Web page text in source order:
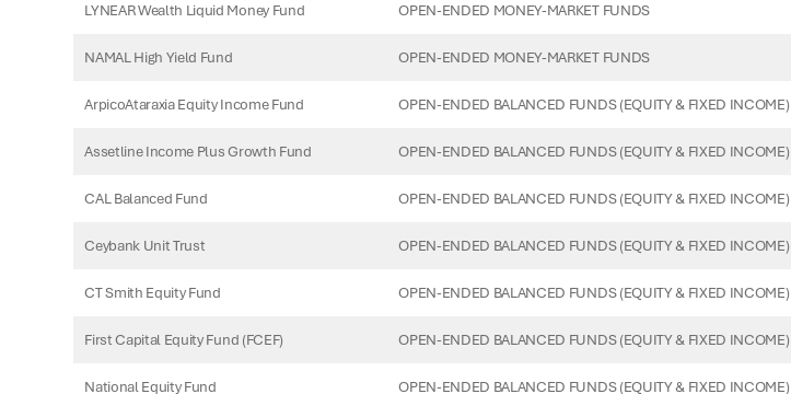
LYNEAR Wealth Liquid Money Fund OPEN-ENDED MONEY-MARKET FUNDS
NAMAL High Yield Fund OPEN-ENDED MONEY-MARKET FUNDS
ArpicoAtaraxia Equity Income Fund OPEN-ENDED BALANCED FUNDS (EQUITY & FIXED INCOME)
Assetline Income Plus Growth Fund OPEN-ENDED BALANCED FUNDS (EQUITY & FIXED INCOME)
CAL Balanced Fund OPEN-ENDED BALANCED FUNDS (EQUITY & FIXED INCOME)
Ceybank Unit Trust OPEN-ENDED BALANCED FUNDS (EQUITY & FIXED INCOME)
CT Smith Equity Fund OPEN-ENDED BALANCED FUNDS (EQUITY & FIXED INCOME)
First Capital Equity Fund (FCEF) OPEN-ENDED BALANCED FUNDS (EQUITY & FIXED INCOME)
National Equity Fund OPEN-ENDED BALANCED FUNDS (EQUITY & FIXED INCOME)